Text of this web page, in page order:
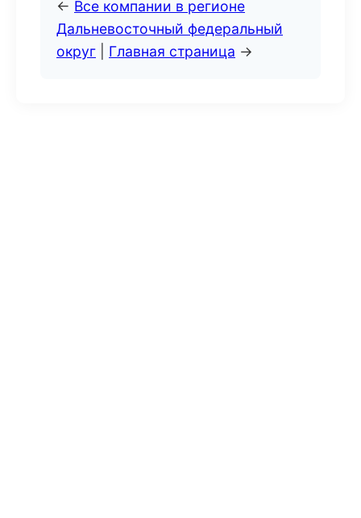
← Все компании в регионе
Дальневосточный федеральный
округ
Главная страница →